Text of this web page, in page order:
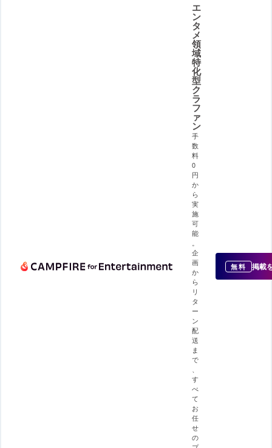
エ
ン
タ
メ
領
域
特
化
型
ク
ラ
フ
ァ
ン
手
数
料
0
円
か
ら
実
施
可
能
企
画
か
ら
リ
タ
ー
ン
配
送
ま
で
す
べ
て
お
任
せ
の
無料 掲載